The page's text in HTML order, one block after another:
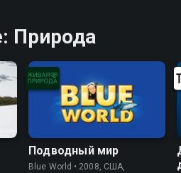
Природа
Подводный мир
Blue World • 2008, США,